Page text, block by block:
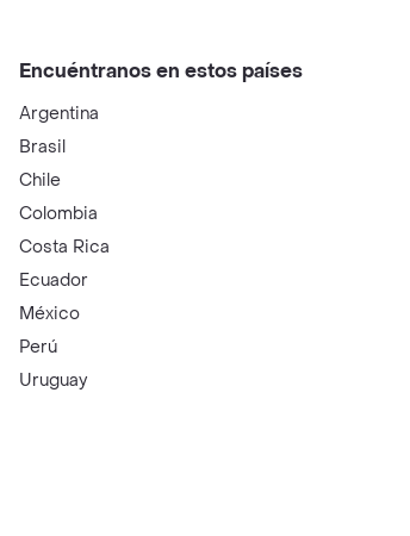
Encuéntranos en estos países
Argentina
Brasil
Chile
Colombia
Costa Rica
Ecuador
México
Perú
Uruguay